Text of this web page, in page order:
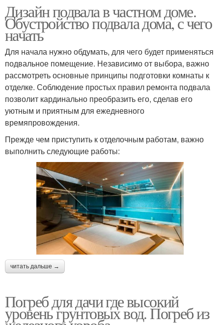
Дизайн подвала в частном доме.
Обустройство подвала дома, с чего
начать
Для начала нужно обдумать, для чего будет применяться
подвальное помещение. Независимо от выбора, важно
рассмотреть основные принципы подготовки комнаты к
отделке. Соблюдение простых правил ремонта подвала
позволит кардинально преобразить его, сделав его
уютным и приятным для ежедневного
времяпровождения.
Прежде чем приступить к отделочным работам, важно
выполнить следующие работы:
читать дальше →
Погреб для дачи где высокий
уровень грунтовых вод. Погреб из